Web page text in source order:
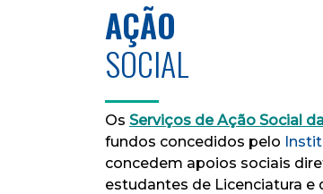
AÇÃO
SOCIAL
Os Serviços de Ação Social
fundos concedidos pelo
concedem apoios sociais
estudantes de Licenciatura